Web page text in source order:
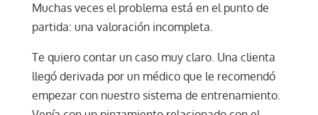
Muchas veces el problema está en el punto de
partida: una valoración incompleta.
Te quiero contar un caso muy claro. Una clienta
llegó derivada por un médico que le recomendó
empezar con nuestro sistema de entrenamiento.